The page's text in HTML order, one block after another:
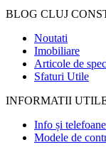
BLOG CLUJ
Noutati
Imobiliare
Articole de
Sfaturi Utile
INFORMATII
Info și
Modele de